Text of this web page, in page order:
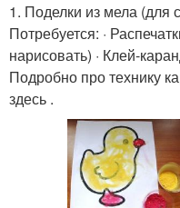
1. Поделки из мела
Потребуется: ·
нарисовать) · Клей-
Подробно про технику
здесь .